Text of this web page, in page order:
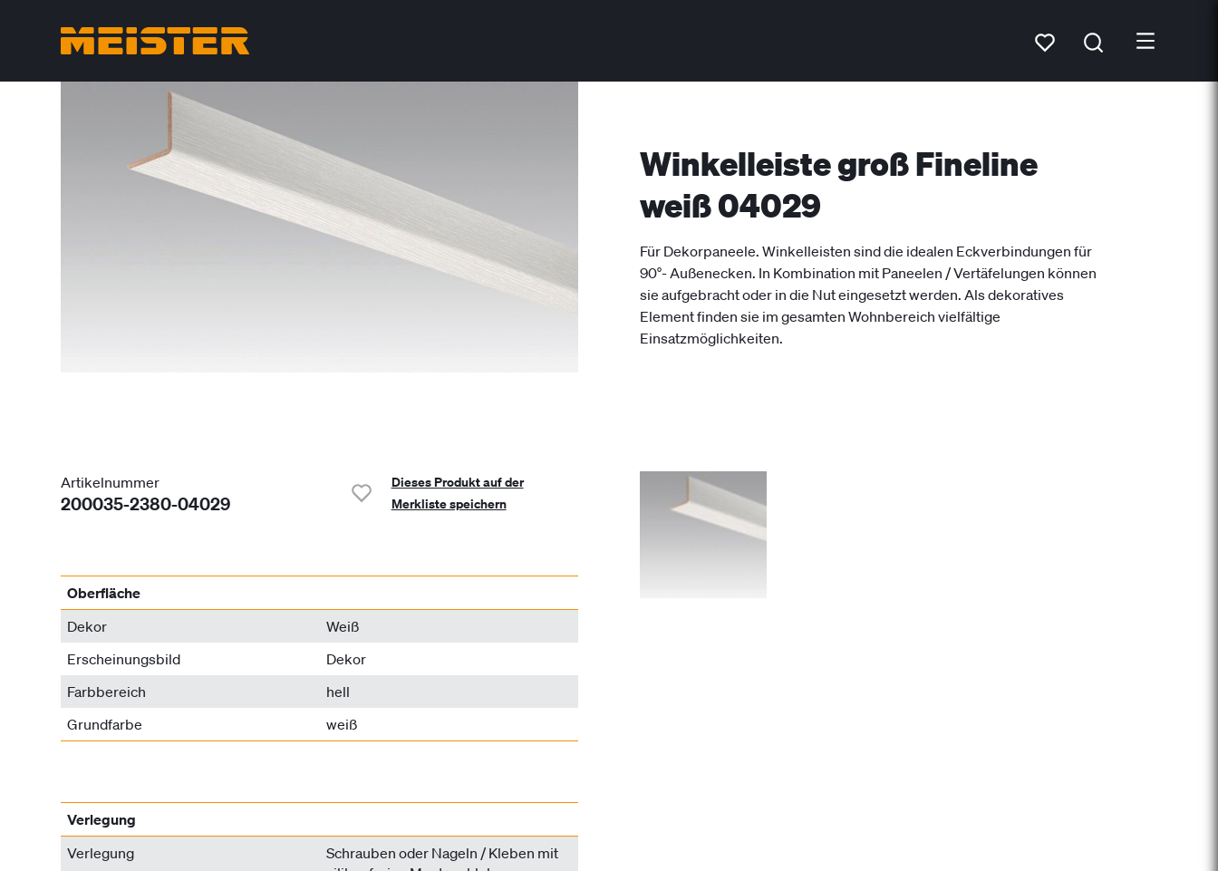
Winkelleiste groß Fineline
weiß 04029
Für Dekorpaneele. Winkelleisten sind die idealen Eckverbindungen für
90°- Außenecken. In Kombination mit Paneelen / Vertäfelungen können
sie aufgebracht oder in die Nut eingesetzt werden. Als dekoratives
Element finden sie im gesamten Wohnbereich vielfältige
Einsatzmöglichkeiten.
Artikelnummer
200035-2380-04029
Dieses Produkt auf der
Merkliste speichern
Oberfläche
Dekor
Weiß
Erscheinungsbild
Dekor
Farbbereich
hell
Grundfarbe
weiß
Verlegung
Verlegung
Schrauben oder Nageln / Kleben mit